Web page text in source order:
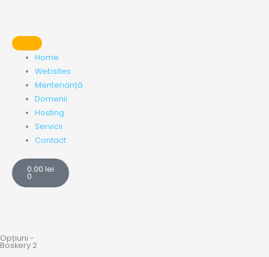
content
Home
Websites
Mentenanță
Domenii
Hosting
Servicii
Contact
0.00 lei
0
Cart
Opțiuni -
Boskery 2